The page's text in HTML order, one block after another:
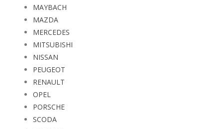
MAYBACH
MAZDA
MERCEDES
MITSUBISHI
NISSAN
PEUGEOT
RENAULT
OPEL
PORSCHE
SCODA